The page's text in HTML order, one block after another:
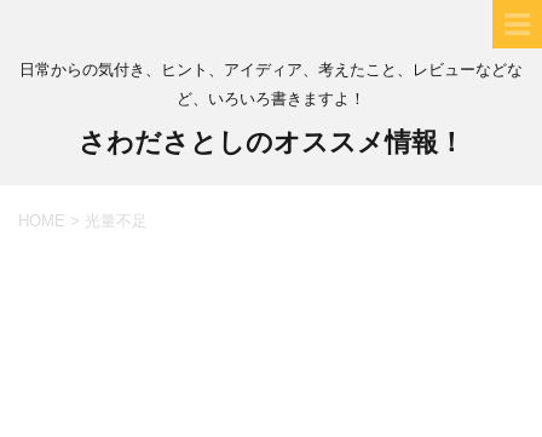
日常からの気付き、ヒント、アイディア、考えたこと、レビューなどな
ど、いろいろ書きますよ！
さわださとしのオススメ情報！
HOME > 光量不足